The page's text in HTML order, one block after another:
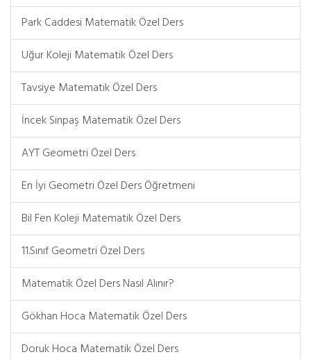
Park Caddesi Matematik Özel Ders
Uğur Koleji Matematik Özel Ders
Tavsiye Matematik Özel Ders
İncek Sinpaş Matematik Özel Ders
AYT Geometri Özel Ders
En İyi Geometri Özel Ders Öğretmeni
Bil Fen Koleji Matematik Özel Ders
11.Sınıf Geometri Özel Ders
Matematik Özel Ders Nasıl Alınır?
Gökhan Hoca Matematik Özel Ders
Doruk Hoca Matematik Özel Ders